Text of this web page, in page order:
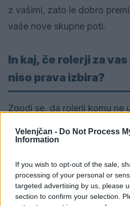
Velenjčan - Do Not Process
Information
If you wish to opt-out of the sale,
processing of your personal or
targeted advertising by us, please
section to confirm your selection.
z vašimi, zato le dobro
vaše nove skupne poti.
In kaj, če rolerji za
niso prava izbira?
Zgodi se, da rolerji komu ne
različicah, denimo
ali nastavljive s peto, prav
rekreativno vožnjo.